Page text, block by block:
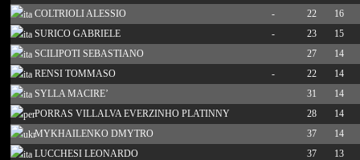
COLTRIOLI ALESSIO
- 22
16
SURICO GABRIELE
- 23
15
SCILIPOTI SEBASTIANO
27
14
RENSI TOMMASO
- 22
14
SYLLA MACIRE’
31
14
PORRAS VILLALVA EVERZINHO PLATINNY
28
14
MYKHAILENKO DMYTRO
37
14
LUCCHESI LEONARDO
37
13